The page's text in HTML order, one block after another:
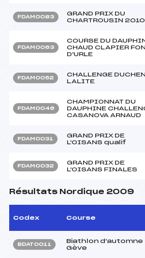
FDAM0083
GRAND PRIX DU
CHARTROUSIN 2010
FDAM0063
COURSE DU
CHAUD CLAPIER
D'URLE
FDAM0052
CHALLENGE
LALITE
FDAM0046
CHAMPIONNAT DU
DAUPHINE
CASANOVA ARNAUD
FDAM0031
GRAND PRIX DE
L'OISANS qualif
FDAM0032
GRAND PRIX DE
L'OISANS FINALES
Résultats Nordique 2009
Codex Course
BDAT0011
Biathlon d'automne
Gève